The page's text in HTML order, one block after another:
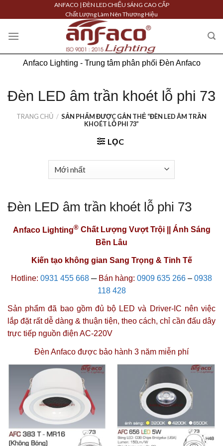
to
content
ANFACO | ĐÈN LED CHIẾU SÁNG CAO CẤP
Chất Lượng Làm Nên Thương Hiệu
Anfaco Lighting - Trung tâm phân phối Đèn Anfaco
Đèn LED âm trần khoét lỗ phi 73
TRANG CHỦ / SẢN PHẨM ĐƯỢC GẮN THẺ “ĐÈN LED ÂM TRẦN
KHOÉT LỖ PHI 73”
LỌC
Đèn LED âm trần khoét lỗ phi 73
Anfaco Lighting® Chất Lượng Vượt Trội || Ánh Sáng
Bền Lâu
Kiến tạo không gian Sang Trọng & Tinh Tế
Hotline: 0931 455 668 ─Bán hàng: 0909 635 266 – 0938
118 428
Sản phẩm đã bao gồm đủ bộ LED và Driver-IC nên việc
lắp đặt rất dễ dàng & thuận tiện, theo cách, chỉ cần đấu dây
trực tiếp nguồn điện AC-220V
Đèn Anfaco được bảo hành 3 năm miễn phí